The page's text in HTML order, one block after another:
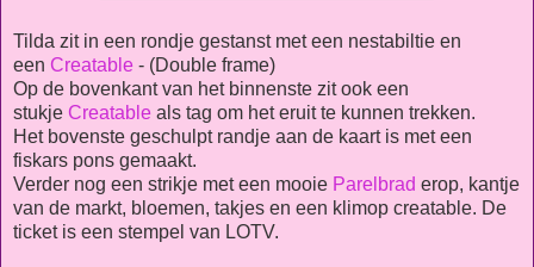
Tilda zit in een rondje gestanst met een nestabiltie en
een Creatable - (Double frame)
Op de bovenkant van het binnenste zit ook een
stukje Creatable als tag om het eruit te kunnen trekken.
Het bovenste geschulpt randje aan de kaart is met een
fiskars pons gemaakt.
Verder nog een strikje met een mooie Parelbrad erop, kantje
van de markt, bloemen, takjes en een klimop creatable. De
ticket is een stempel van LOTV.